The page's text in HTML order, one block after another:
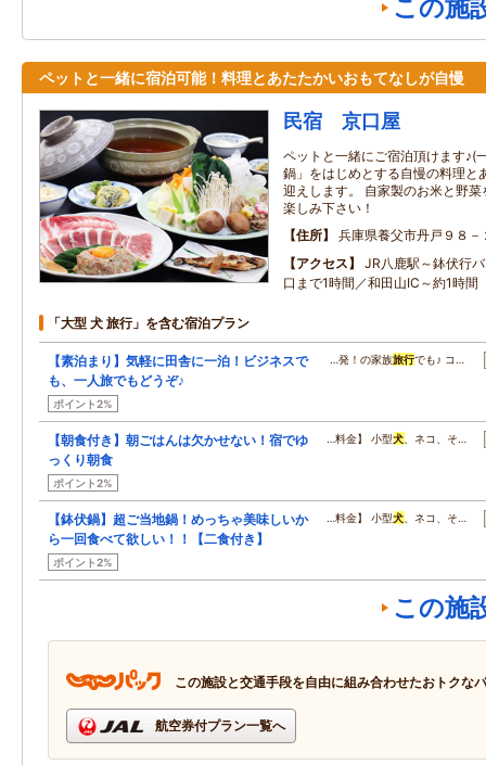
この施
ペットと一緒に宿泊可能！料理とあたたかいおもてなしが自慢
民宿 京口屋
ペットと一緒にご宿泊頂けます♪(
鍋」をはじめとする自慢の料理と
迎えします。 自家製のお米と野
楽しみ下さい！
住所
兵庫県養父市丹戸９８－
アクセス
JR八鹿駅～鉢伏行
口まで1時間／和田山IC～約1時間
「大型 犬 旅行」を含む宿泊プラン
【素泊まり】気軽に田舎に一泊！ビジネスで
も、一人旅でもどうぞ♪
ポイント2%
…発！の家族旅行でも♪ コ…
【朝食付き】朝ごはんは欠かせない！宿でゆ
っくり朝食
ポイント2%
…料金】 小型犬 、ネコ、そ…
【鉢伏鍋】超ご当地鍋！めっちゃ美味しいか
ら一回食べて欲しい！！【二食付き】
ポイント2%
…料金】 小型犬 、ネコ、そ…
この施
この施設と交通手段を自由に組み合わせたおトクな
航空券付プラン一覧へ